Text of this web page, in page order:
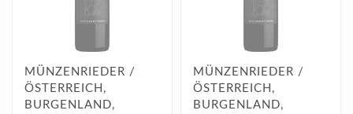
MÜNZENRIEDER /
ÖSTERREICH,
BURGENLAND,
MÜNZENRIEDER /
ÖSTERREICH,
BURGENLAND,